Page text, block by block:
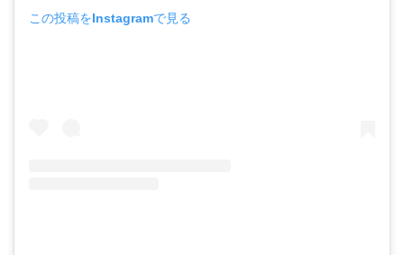
この投稿をInstagramで見る